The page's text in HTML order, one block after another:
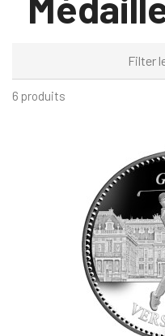
Filter
6 produits